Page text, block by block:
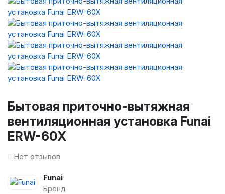
Бытовая приточно-вытяжная
вентиляционная установка Funai
ERW-60X
Нет отзывов
Funai
Бренд